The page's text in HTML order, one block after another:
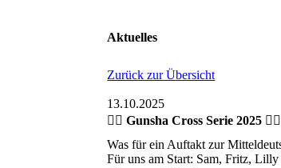
Aktuelles
Zurück zur Übersicht
13.10.2025
🚴‍♂️ Gunsha Cross Serie 2025 🚴‍♀️
Was für ein Auftakt zur
Für uns am Start: Sam, Fritz,